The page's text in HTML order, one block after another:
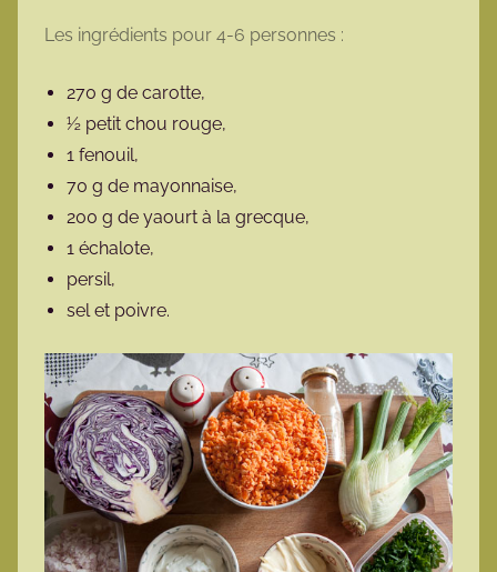
Les ingrédients pour 4-6 personnes :
270 g de carotte,
½ petit chou rouge,
1 fenouil,
70 g de mayonnaise,
200 g de yaourt à la grecque,
1 échalote,
persil,
sel et poivre.